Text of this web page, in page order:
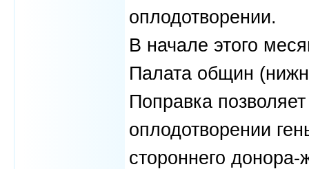
оплодотворении.
В начале этого
Палата общин
Поправка
оплодотворении
стороннего